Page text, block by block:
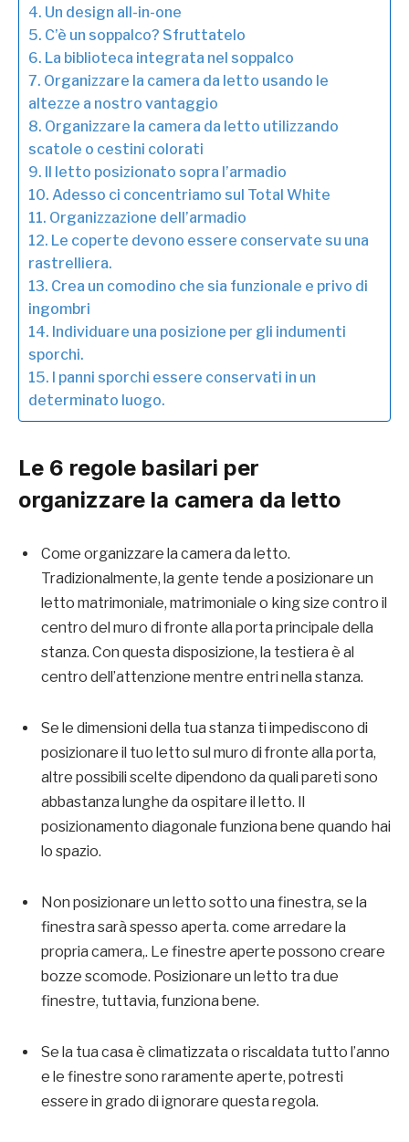
4. Un design all-in-one
5. C’è un soppalco? Sfruttatelo
6. La biblioteca integrata nel soppalco
7. Organizzare la camera da letto usando le
altezze a nostro vantaggio
8. Organizzare la camera da letto utilizzando
scatole o cestini colorati
9. Il letto posizionato sopra l’armadio
10. Adesso ci concentriamo sul Total White
11. Organizzazione dell’armadio
12. Le coperte devono essere conservate su una
rastrelliera.
13. Crea un comodino che sia funzionale e privo di
ingombri
14. Individuare una posizione per gli indumenti
sporchi.
15. I panni sporchi essere conservati in un
determinato luogo.
Le 6 regole basilari per
organizzare la camera da letto
Come organizzare la camera da letto.
Tradizionalmente, la gente tende a posizionare un
letto matrimoniale, matrimoniale o king size contro il
centro del muro di fronte alla porta principale della
stanza. Con questa disposizione, la testiera è al
centro dell’attenzione mentre entri nella stanza.
Se le dimensioni della tua stanza ti impediscono di
posizionare il tuo letto sul muro di fronte alla porta,
altre possibili scelte dipendono da quali pareti sono
abbastanza lunghe da ospitare il letto. Il
posizionamento diagonale funziona bene quando hai
lo spazio.
Non posizionare un letto sotto una finestra, se la
finestra sarà spesso aperta. come arredare la
propria camera,. Le finestre aperte possono creare
bozze scomode. Posizionare un letto tra due
finestre, tuttavia, funziona bene.
Se la tua casa è climatizzata o riscaldata tutto l’anno
e le finestre sono raramente aperte, potresti
essere in grado di ignorare questa regola.